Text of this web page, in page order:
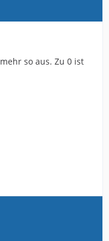
so aus. Zu 0 ist